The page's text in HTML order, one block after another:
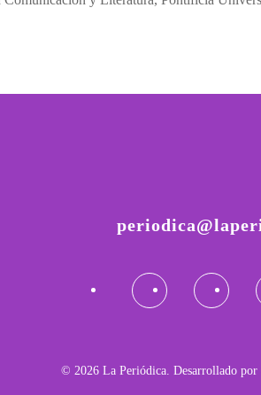
© 2026La Periódica. Desarrollado por